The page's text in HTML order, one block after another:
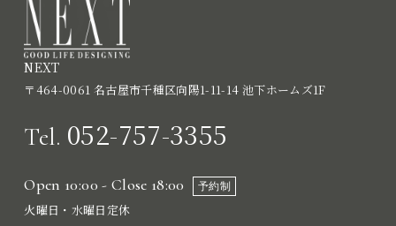
NEXT
〒464-0061 名古屋市千種区向陽1-11-14 池下ホームズ1F
Tel. 052-757-3355
Open 10:00 - Close 18:00 予約制
火曜日・水曜日定休